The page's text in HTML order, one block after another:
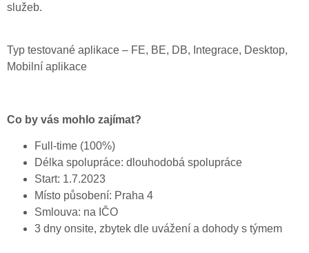
služeb.
Typ testované aplikace – FE, BE, DB, Integrace, Desktop,
Mobilní aplikace
Co by vás mohlo zajímat?
Full-time (100%)
Délka spolupráce: dlouhodobá spolupráce
Start: 1.7.2023
Místo působení: Praha 4
Smlouva: na IČO
3 dny onsite, zbytek dle uvážení a dohody s týmem